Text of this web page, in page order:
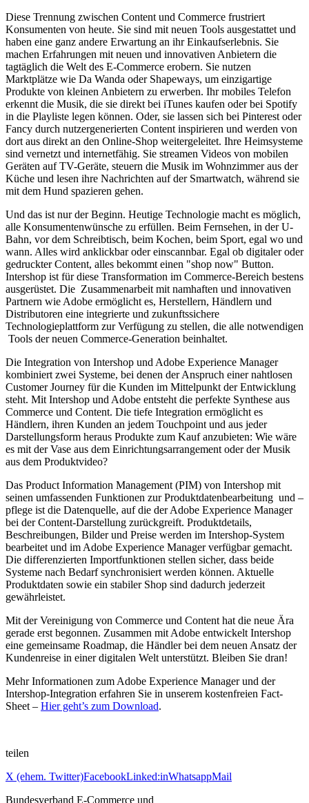
Diese Trennung zwischen Content und Commerce frustriert
Konsumenten von heute. Sie sind mit neuen Tools ausgestattet und
haben eine ganz andere Erwartung an ihr Einkaufserlebnis. Sie
machen Erfahrungen mit neuen und innovativen Anbietern die
tagtäglich die Welt des E-Commerce erobern. Sie nutzen
Marktplätze wie Da Wanda oder Shapeways, um einzigartige
Produkte von kleinen Anbietern zu erwerben. Ihr mobiles Telefon
erkennt die Musik, die sie direkt bei iTunes kaufen oder bei Spotify
in die Playliste legen können. Oder, sie lassen sich bei Pinterest oder
Fancy durch nutzergenerierten Content inspirieren und werden von
dort aus direkt an den Online-Shop weitergeleitet. Ihre Heimsysteme
sind vernetzt und internetfähig. Sie streamen Videos von mobilen
Geräten auf TV-Geräte, steuern die Musik im Wohnzimmer aus der
Küche und lesen ihre Nachrichten auf der Smartwatch, während sie
mit dem Hund spazieren gehen.
Und das ist nur der Beginn. Heutige Technologie macht es möglich,
alle Konsumentenwünsche zu erfüllen. Beim Fernsehen, in der U-
Bahn, vor dem Schreibtisch, beim Kochen, beim Sport, egal wo und
wann. Alles wird anklickbar oder einscannbar. Egal ob digitaler oder
gedruckter Content, alles bekommt einen "shop now" Button.
Intershop ist für diese Transformation im Commerce-Bereich bestens
ausgerüstet. Die Zusammenarbeit mit namhaften und innovativen
Partnern wie Adobe ermöglicht es, Herstellern, Händlern und
Distributoren eine integrierte und zukunftssichere
Technologieplattform zur Verfügung zu stellen, die alle notwendigen
Tools der neuen Commerce-Generation beinhaltet.
Die Integration von Intershop und Adobe Experience Manager
kombiniert zwei Systeme, bei denen der Anspruch einer nahtlosen
Customer Journey für die Kunden im Mittelpunkt der Entwicklung
steht. Mit Intershop und Adobe entsteht die perfekte Synthese aus
Commerce und Content. Die tiefe Integration ermöglicht es
Händlern, ihren Kunden an jedem Touchpoint und aus jeder
Darstellungsform heraus Produkte zum Kauf anzubieten: Wie wäre
es mit der Vase aus dem Einrichtungsarrangement oder der Musik
aus dem Produktvideo?
Das Product Information Management (PIM) von Intershop mit
seinen umfassenden Funktionen zur Produktdatenbearbeitung und –
pflege ist die Datenquelle, auf die der Adobe Experience Manager
bei der Content-Darstellung zurückgreift. Produktdetails,
Beschreibungen, Bilder und Preise werden im Intershop-System
bearbeitet und im Adobe Experience Manager verfügbar gemacht.
Die differenzierten Importfunktionen stellen sicher, dass beide
Systeme nach Bedarf synchronisiert werden können. Aktuelle
Produktdaten sowie ein stabiler Shop sind dadurch jederzeit
gewährleistet.
Mit der Vereinigung von Commerce und Content hat die neue Ära
gerade erst begonnen. Zusammen mit Adobe entwickelt Intershop
eine gemeinsame Roadmap, die Händler bei dem neuen Ansatz der
Kundenreise in einer digitalen Welt unterstützt. Bleiben Sie dran!
Mehr Informationen zum Adobe Experience Manager und der
Intershop-Integration erfahren Sie in unserem kostenfreien Fact-
Sheet – Hier geht’s zum Download.
teilen
X (ehem. Twitter)FacebookLinked:inWhatsappMail
Bundesverband E-Commerce und